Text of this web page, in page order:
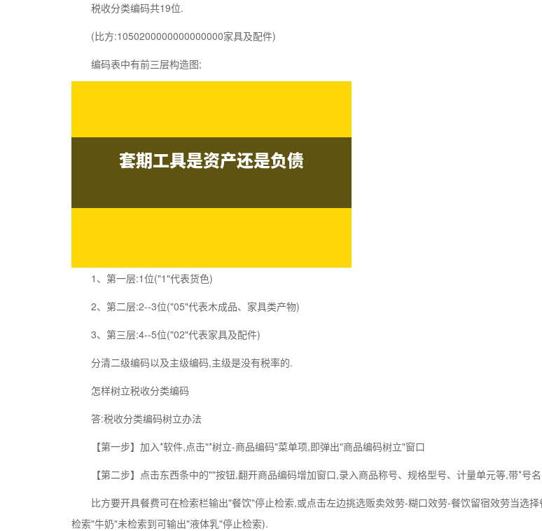
税收分类编码共19位.
(比方:1050200000000000000家具及配件)
编码表中有前三层构造图;
1、第一层:1位("1"代表货色)
2、第二层:2--3位("05"代表木成品、家具类产物)
3、第三层:4--5位("02"代表家具及配件)
分清二级编码以及主级编码,主级是没有税率的.
怎样树立税收分类编码
答:税收分类编码树立办法
【第一步】加入*软件,点击"*树立-商品编码"菜单项,即弹出"商品编码树立"窗口
【第二步】点击东西条中的""按钮,翻开商品编码增加窗口,录入商品称号、规格型号、计量单元等,带*
比方要开具餐费可在检索栏输出"餐饮"停止检索,或点击左边挑选贩卖效劳-糊口效劳-餐饮留宿效劳当选
检索"牛奶"未检索到可输出"液体乳"停止检索).